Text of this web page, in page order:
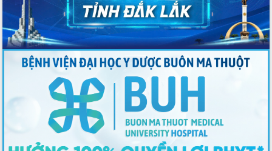
Xã Ea Phê gắn cải cách hành chính với
chuyển đổi số
Phó Chủ tịch Thường trực UBND tỉnh
Hồ Thị Nguyên Thảo làm việc tại Trung
tâm Phục vụ hành chính công xã Ea
Xây dựng nền hành chính số đồng
hành cùng nông dân dân, doanh nghiệp
Giai đoạn 2026-2030, Đắk Lắk phấn
đấu có 77% xã đạt chuẩn nông thôn